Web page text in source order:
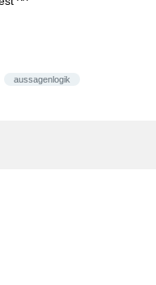
aussagenlogik